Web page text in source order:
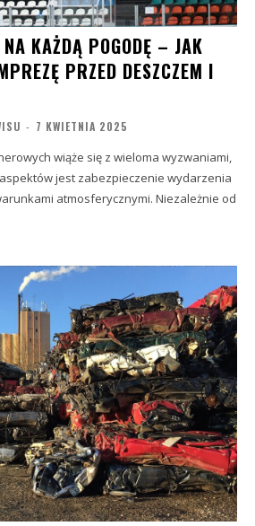
NA KAŻDĄ POGODĘ – JAK
PRZED DESZCZEM I
- 7 KWIETNIA 2025
wiąże się z wieloma wyzwaniami,
jest zabezpieczenie wydarzenia
atmosferycznymi. Niezależnie od